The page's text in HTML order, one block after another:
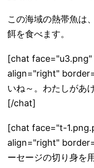
この海域の熱帯魚は
餌を食べます。
[chat face="u3.png"
align="right"
いね～。わたしがあ
[/chat]
[chat face="t-
align="right"
ーセージの切り身を